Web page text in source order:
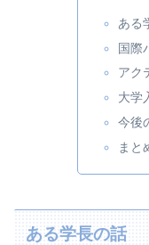
ある
国際
アク
大学
今後
まと
ある学長の話